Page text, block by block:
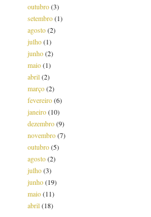
outubro(3)
setembro(1)
agosto(2)
julho(1)
junho(2)
maio(1)
abril(2)
março(2)
fevereiro(6)
janeiro(10)
dezembro(9)
novembro(7)
outubro(5)
agosto(2)
julho(3)
junho(19)
maio(11)
abril(18)